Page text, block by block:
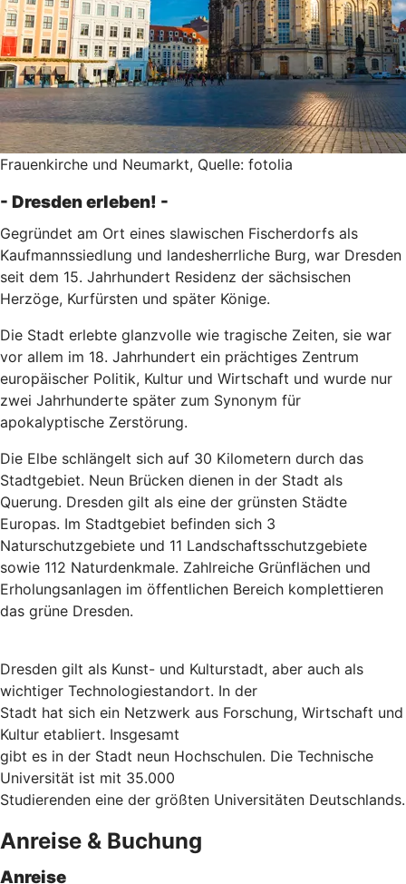
Frauenkirche und Neumarkt, Quelle: fotolia
- Dresden erleben! -
Gegründet am Ort eines slawischen Fischerdorfs als
Kaufmannssiedlung und landesherrliche Burg, war Dresden
seit dem 15. Jahrhundert Residenz der sächsischen
Herzöge, Kurfürsten und später Könige.
Die Stadt erlebte glanzvolle wie tragische Zeiten, sie war
vor allem im 18. Jahrhundert ein prächtiges Zentrum
europäischer Politik, Kultur und Wirtschaft und wurde nur
zwei Jahrhunderte später zum Synonym für
apokalyptische Zerstörung.
Die Elbe schlängelt sich auf 30 Kilometern durch das
Stadtgebiet. Neun Brücken dienen in der Stadt als
Querung. Dresden gilt als eine der grünsten Städte
Europas. Im Stadtgebiet befinden sich 3
Naturschutzgebiete und 11 Landschaftsschutzgebiete
sowie 112 Naturdenkmale. Zahlreiche Grünflächen und
Erholungsanlagen im öffentlichen Bereich komplettieren
das grüne Dresden.
Dresden gilt als Kunst- und Kulturstadt, aber auch als
wichtiger Technologiestandort. In der
Stadt hat sich ein Netzwerk aus Forschung, Wirtschaft und
Kultur etabliert. Insgesamt
gibt es in der Stadt neun Hochschulen. Die Technische
Universität ist mit 35.000
Studierenden eine der größten Universitäten Deutschlands.
Anreise & Buchung
Anreise